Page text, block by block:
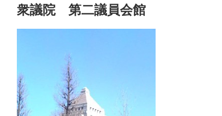
衆議院 第二議員会館